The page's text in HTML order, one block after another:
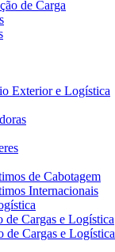
de Carga
Exterior e Logística
de Cabotagem
Internacionais
de Cargas e Logística
de Cargas e Logística